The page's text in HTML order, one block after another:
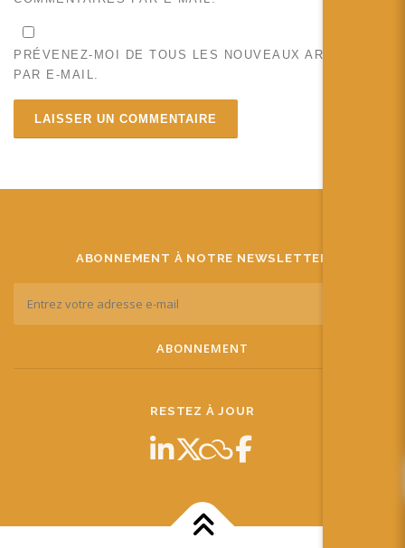
PRÉVENEZ-MOI DE TOUS LES NOUVEAUX ARTICLES
PAR E-MAIL.
ABONNEMENT À NOTRE NEWSLETTER
RESTEZ À JOUR